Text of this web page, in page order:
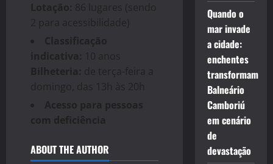
Lotação: 86 lugares (sendo
2 para acessibilidade)
Classificação
indicativa: 10 anos
Bilheteria: de terça-feira a
domingo, das 13h às 20h
Acesso para pessoas
com deficiência
ABOUT THE AUTHOR
Quando o
mar invade
a cidade:
enchentes
transformam
Balneário
Camboriú
em cenário
de
devastação